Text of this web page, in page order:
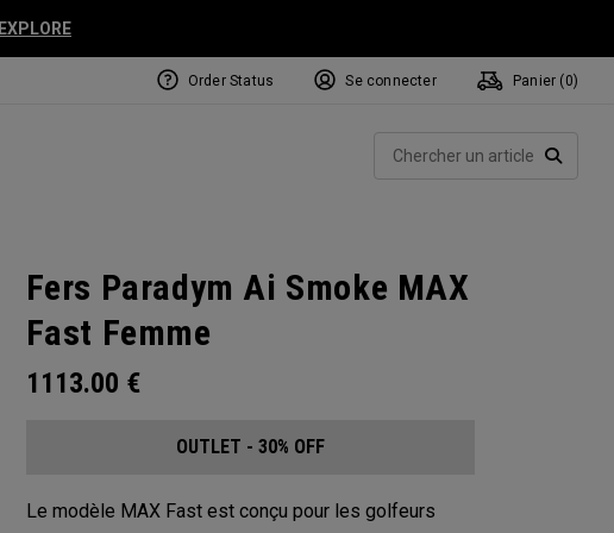
EXPLORE
Order Status Se connecter Panier ( 0)
Fers Paradym Ai Smoke MAX
Fast Femme
1113.00 €
OUTLET - 30% OFF
Le modèle MAX Fast est conçu pour les golfeurs